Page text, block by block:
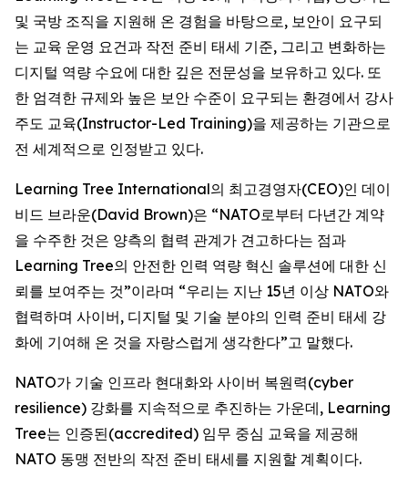
및 국방 조직을 지원해 온 경험을 바탕으로, 보안이 요구되
는 교육 운영 요건과 작전 준비 태세 기준, 그리고 변화하는
디지털 역량 수요에 대한 깊은 전문성을 보유하고 있다. 또
한 엄격한 규제와 높은 보안 수준이 요구되는 환경에서 강사
주도 교육(Instructor-Led Training)을 제공하는 기관으로
전 세계적으로 인정받고 있다.
Learning Tree International의 최고경영자(CEO)인 데이
비드 브라운(David Brown)은 “NATO로부터 다년간 계약
을 수주한 것은 양측의 협력 관계가 견고하다는 점과
Learning Tree의 안전한 인력 역량 혁신 솔루션에 대한 신
뢰를 보여주는 것”이라며 “우리는 지난 15년 이상 NATO와
협력하며 사이버, 디지털 및 기술 분야의 인력 준비 태세 강
화에 기여해 온 것을 자랑스럽게 생각한다”고 말했다.
NATO가 기술 인프라 현대화와 사이버 복원력(cyber
resilience) 강화를 지속적으로 추진하는 가운데, Learning
Tree는 인증된(accredited) 임무 중심 교육을 제공해
NATO 동맹 전반의 작전 준비 태세를 지원할 계획이다.